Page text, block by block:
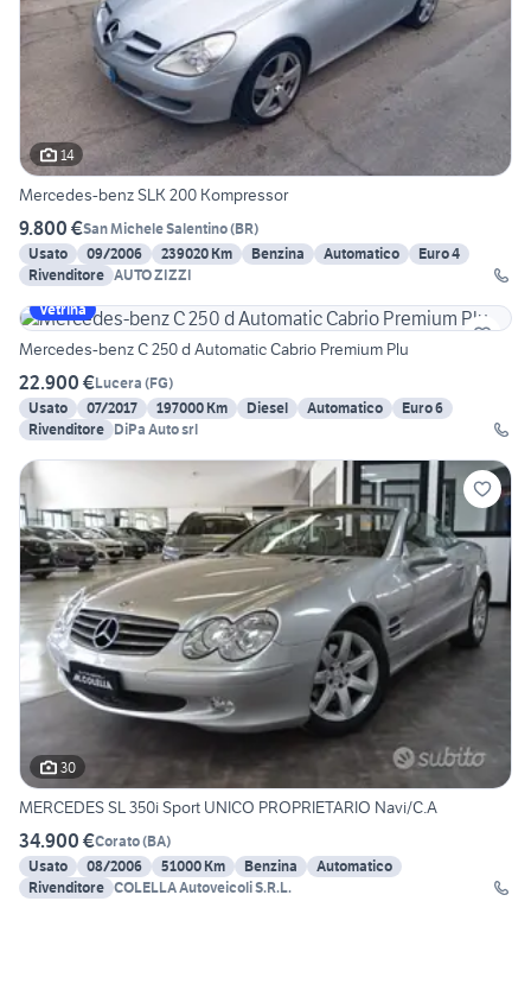
14
Mercedes-benz SLK 200 Kompressor
9.800 €San Michele Salentino(BR)
Usato
09/2006 239020 Km Benzina Automatico
Euro 4
Rivenditore AUTO ZIZZI
Vetrina
Mercedes-benz C 250 d Automatic Cabrio Premium Plu
22.900 €Lucera (FG)
Usato
07/2017 197000 Km Diesel Automatico
Euro 6
Rivenditore DiPa Auto srl
30
MERCEDES SL 350i Sport UNICO PROPRIETARIO Navi/C.A
34.900 €Corato(BA)
Usato
08/2006 51000 Km Benzina
Automatico
Rivenditore COLELLA Autoveicoli S.R.L.